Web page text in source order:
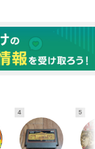
4 5